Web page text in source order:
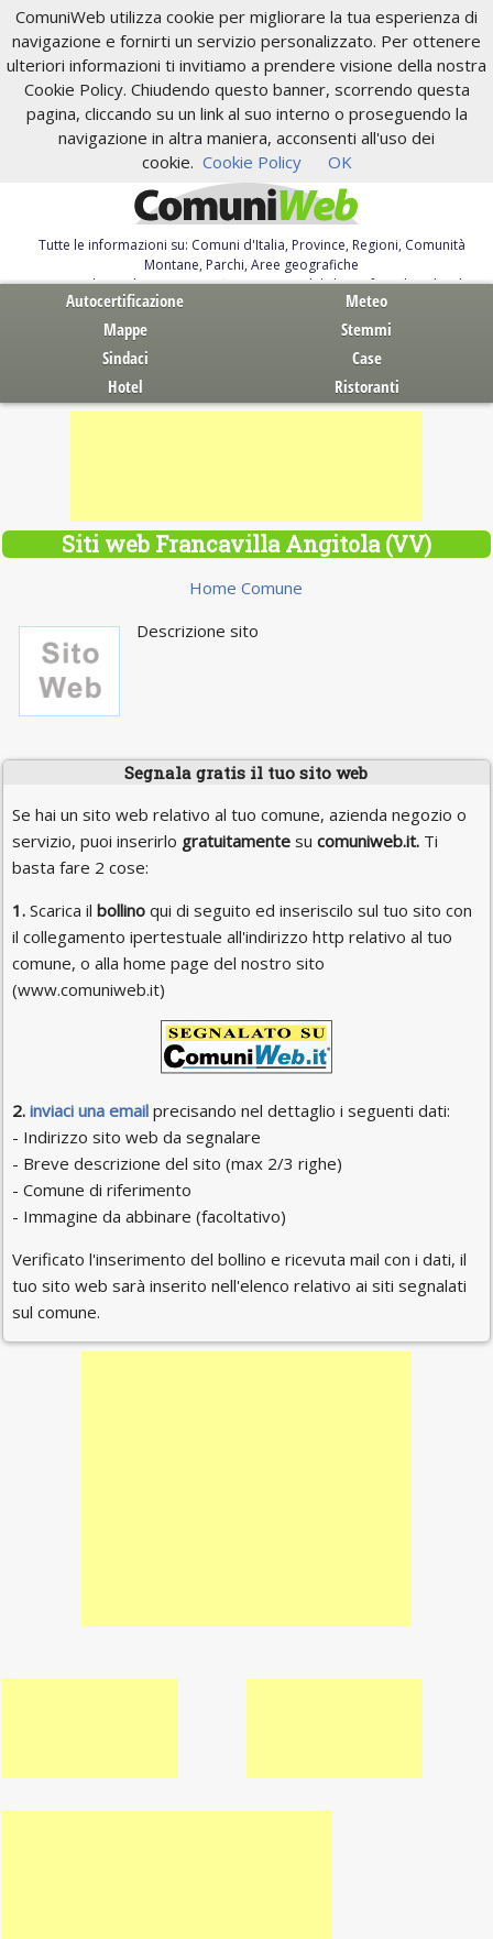
ComuniWeb utilizza cookie per migliorare la tua esperienza di
navigazione e fornirti un servizio personalizzato. Per ottenere
ulteriori informazioni ti invitiamo a prendere visione della nostra
Cookie Policy. Chiudendo questo banner, scorrendo questa
pagina, cliccando su un link al suo interno o proseguendo la
navigazione in altra maniera, acconsenti all'uso dei
cookie. Cookie Policy OK
Tutte le informazioni su: Comuni d'Italia, Province, Regioni, Comunità
Montane, Parchi, Aree geografiche
Servizi al Cittadino. Autocertificazione, moduli, leggi, free download
Autocertificazione
Meteo
Mappe
Stemmi
Sindaci
Case
Hotel
Ristoranti
Siti web Francavilla Angitola (VV)
Home Comune
Descrizione sito
Segnala gratis il tuo sito web
Se hai un sito web relativo al tuo comune, azienda negozio o
servizio, puoi inserirlo gratuitamentesu comuniweb.it.Ti
basta fare 2 cose:
1.Scarica il bollinoqui di seguito ed inseriscilo sul tuo sito con
il collegamento ipertestuale all'indirizzo http relativo al tuo
comune, o alla home page del nostro sito
(www.comuniweb.it)
2. inviaci una emailprecisando nel dettaglio i seguenti dati:
- Indirizzo sito web da segnalare
- Breve descrizione del sito (max 2/3 righe)
- Comune di riferimento
- Immagine da abbinare (facoltativo)
Verificato l'inserimento del bollino e ricevuta mail con i dati, il
tuo sito web sarà inserito nell'elenco relativo ai siti segnalati
sul comune.